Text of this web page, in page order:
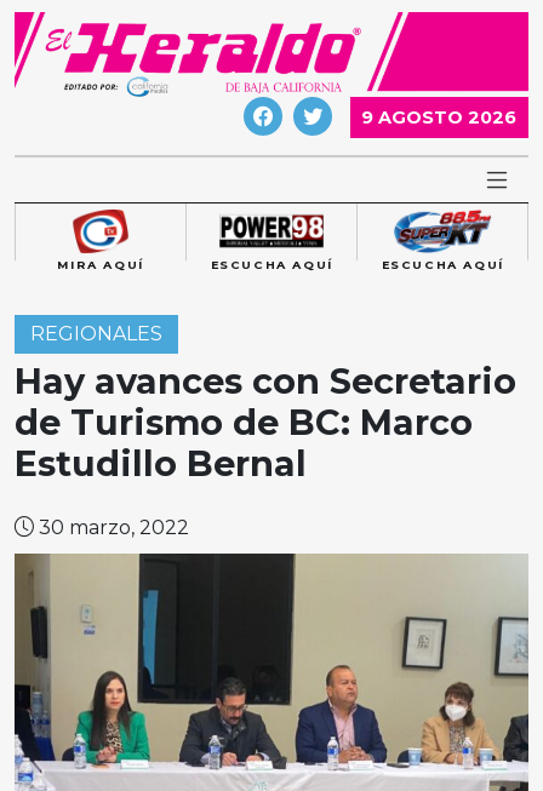
Skip
content
9 AGOSTO 2026
MIRA AQUÍ ESCUCHA AQUÍ ESCUCHA AQUÍ
REGIONALES
Hay avances con Secretario
de Turismo de BC: Marco
Estudillo Bernal
30 marzo, 2022